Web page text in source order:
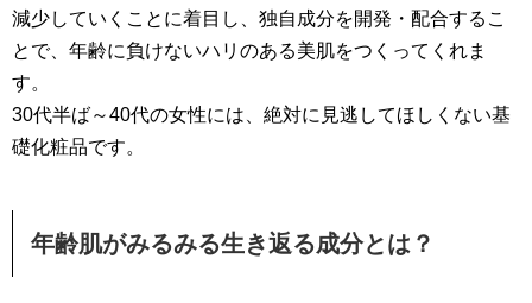
減少していくことに着目し、独自成分を開発・配合するこ
とで、年齢に負けないハリのある美肌をつくってくれま
す。
30代半ば～40代の女性には、絶対に見逃してほしくない基
礎化粧品です。
年齢肌がみるみる生き返る成分とは？